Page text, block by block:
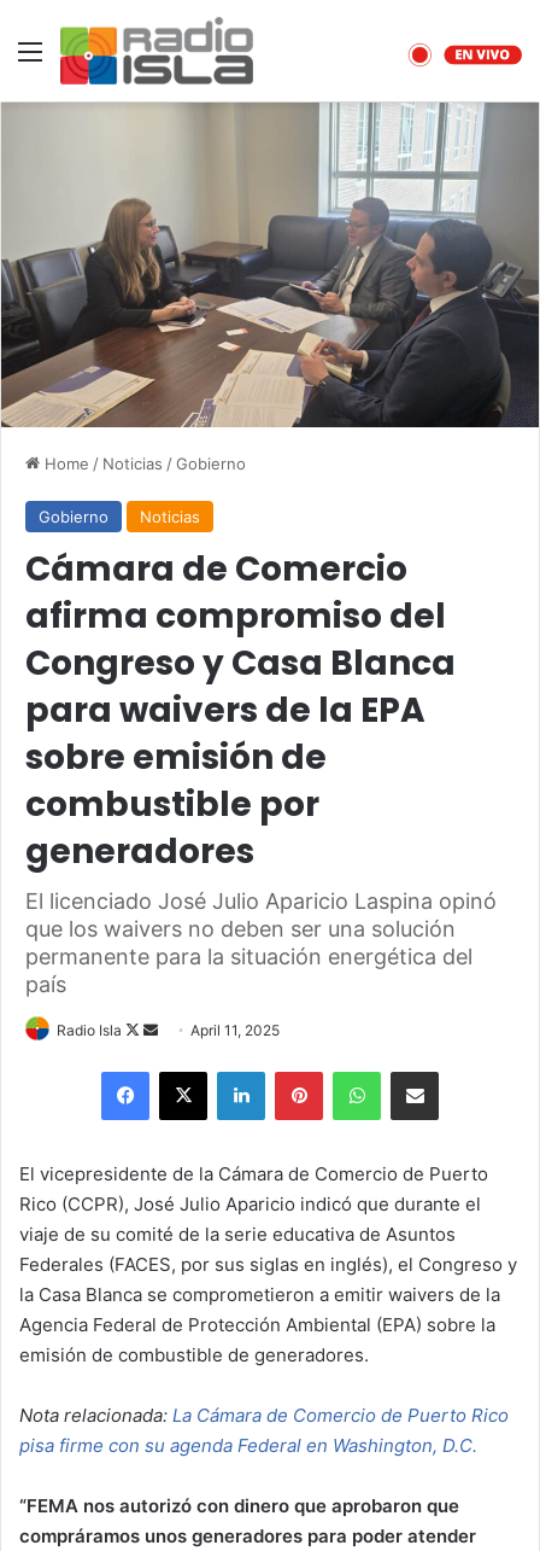
Menu
Home / Noticias /Gobierno
Gobierno Noticias
Cámara de Comercio
afirma compromiso del
Congreso y Casa Blanca
para waivers de la EPA
sobre emisión de
combustible por
generadores
El licenciado José Julio Aparicio Laspina opinó
que los waivers no deben ser una solución
permanente para la situación energética del
país
Radio Isla
Follow
Send
email
April 11, 2025
Facebook
X LinkedInPinterestWhatsAppShare via Email
El vicepresidente de la Cámara de Comercio de Puerto
Rico (CCPR), José Julio Aparicio indicó que durante el
viaje de su comité de la serie educativa de Asuntos
Federales (FACES, por sus siglas en inglés), el Congreso y
la Casa Blanca se comprometieron a emitir waivers de la
Agencia Federal de Protección Ambiental (EPA) sobre la
emisión de combustible de generadores.
Nota relacionada: La Cámara de Comercio de Puerto Rico
pisa firme con su agenda Federal en Washington, D.C.
“FEMA nos autorizó con dinero que aprobaron que
compráramos unos generadores para poder atender